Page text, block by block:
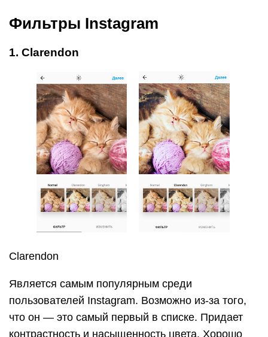
Фильтры Instagram
1. Сlarendon
Сlarendon
Является самым популярным среди
пользователей Instagram. Возможно из-за того,
что он — это самый первый в списке. Придает
контрастность и насыщенность цвета. Хорошо